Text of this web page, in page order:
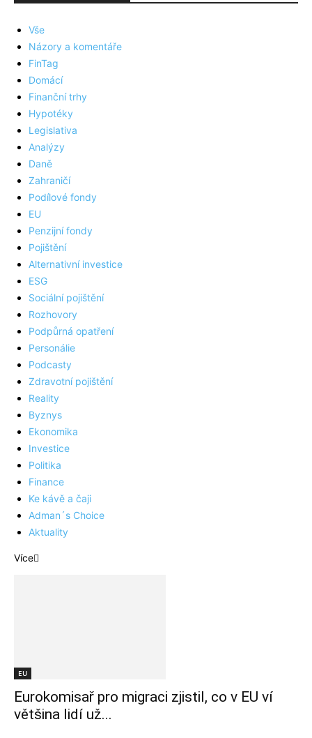
Vše
Názory a komentáře
FinTag
Domácí
Finanční trhy
Hypotéky
Legislativa
Analýzy
Daně
Zahraničí
Podílové fondy
EU
Penzijní fondy
Pojištění
Alternativní investice
ESG
Sociální pojištění
Rozhovory
Podpůrná opatření
Personálie
Podcasty
Zdravotní pojištění
Reality
Byznys
Ekonomika
Investice
Politika
Finance
Ke kávě a čaji
Adman´s Choice
Aktuality
Více
EU
Eurokomisař pro migraci zjistil, co v EU ví
většina lidí už...